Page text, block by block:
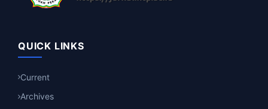
QUICK LINKS
Current
Archives